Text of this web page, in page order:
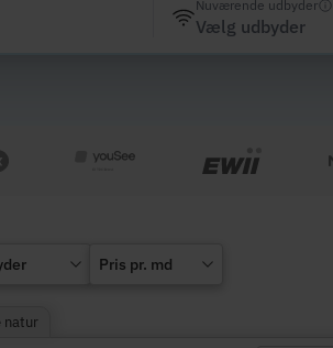
Nuværende udbyder
Vælg udbyder
Pris pr. md
natur